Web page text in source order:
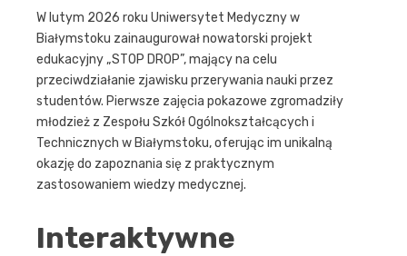
W lutym 2026 roku Uniwersytet Medyczny w
Białymstoku zainaugurował nowatorski projekt
edukacyjny „STOP DROP”, mający na celu
przeciwdziałanie zjawisku przerywania nauki przez
studentów. Pierwsze zajęcia pokazowe zgromadziły
młodzież z Zespołu Szkół Ogólnokształcących i
Technicznych w Białymstoku, oferując im unikalną
okazję do zapoznania się z praktycznym
zastosowaniem wiedzy medycznej.
Interaktywne